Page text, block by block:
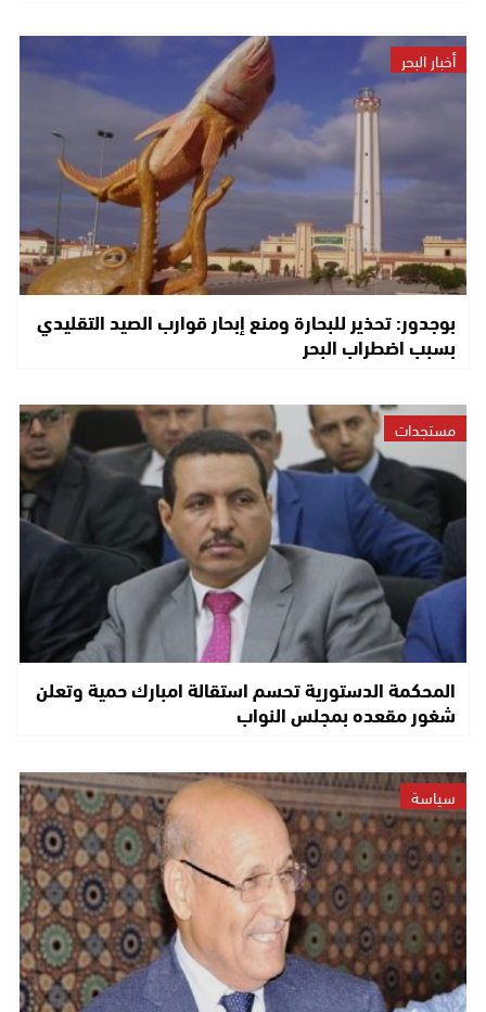
أخبار البحر
بوجدور: تحذير للبحارة ومنع إبحار قوارب الصيد التقليدي
بسبب اضطراب البحر
مستجدات
المحكمة الدستورية تحسم استقالة امبارك حمية وتعلن
شغور مقعده بمجلس النواب
سياسة